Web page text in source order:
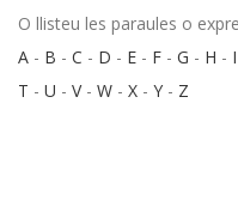
O llisteu les paraules o
A - B - C - D - E - F - G - H - I
T - U - V- W - X - Y - Z